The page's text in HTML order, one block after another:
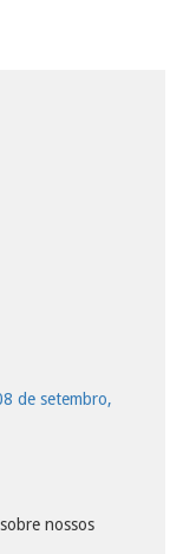
de setembro,
nossos